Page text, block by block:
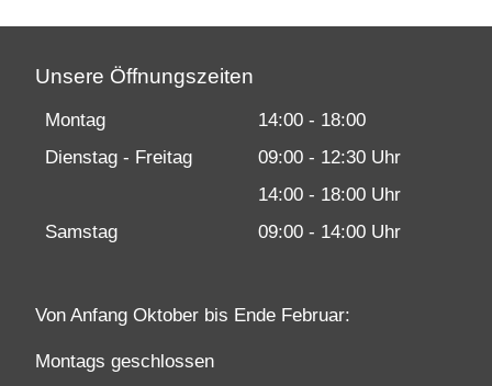
Unsere Öffnungszeiten
Montag
14:00 - 18:00
Dienstag - Freitag
09:00 - 12:30 Uhr
14:00 - 18:00 Uhr
Samstag
09:00 - 14:00 Uhr
Von Anfang Oktober bis Ende Februar:
Montags geschlossen